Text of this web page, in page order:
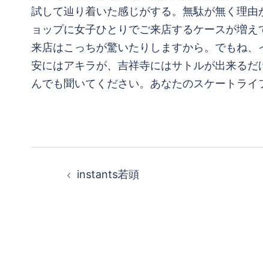
試して辿り着いた感じがする。無駄が無く理
ョップに女子ひとりでご来店するケースが増
来店はこっちが驚いたりしますから。でもね
安にはアキラが、吉祥寺にはサトルが出来る
んでも聞いてください。あなたのスケートライ
instants若頭